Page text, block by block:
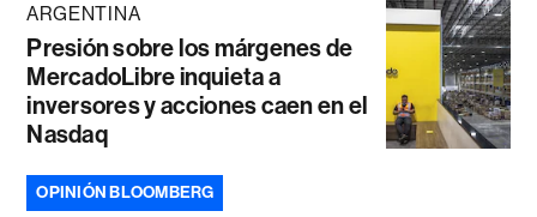
ARGENTINA
Presión sobre los márgenes de
MercadoLibre inquieta a
inversores y acciones caen en el
Nasdaq
OPINIÓN BLOOMBERG